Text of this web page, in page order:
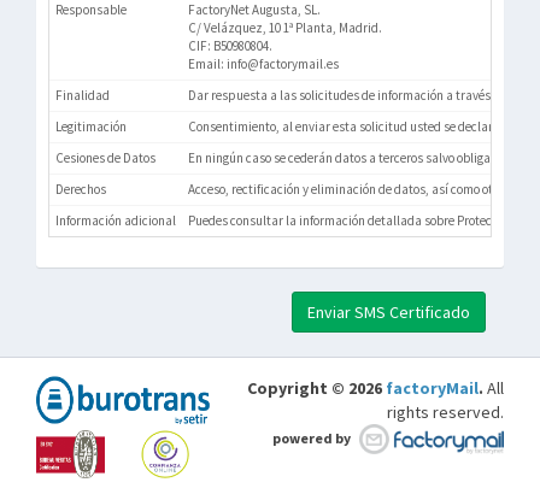
Responsable
FactoryNet Augusta, SL.
C/ Velázquez, 10 1ª Planta, Madrid.
CIF: B50980804.
Email: info@factorymail.es
Finalidad
Dar respuesta a las solicitudes de información a través de
Legitimación
Consentimiento, al enviar esta solicitud usted se declara
Cesiones de Datos
En ningún caso se cederán datos a terceros salvo obligación
Derechos
Acceso, rectificación y eliminación de datos, así como otros
Información adicional
Puedes consultar la información detallada sobre Protección de
Enviar SMS Certificado
Copyright © 2026 factoryMail. All
rights reserved.
powered by